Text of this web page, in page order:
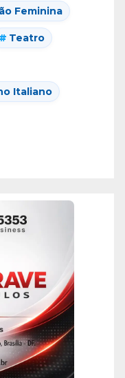
Feminina
Teatro
Italiano